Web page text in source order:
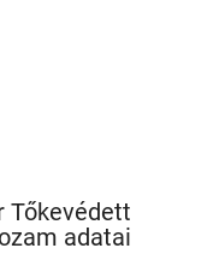
Tőkevédett
adatai